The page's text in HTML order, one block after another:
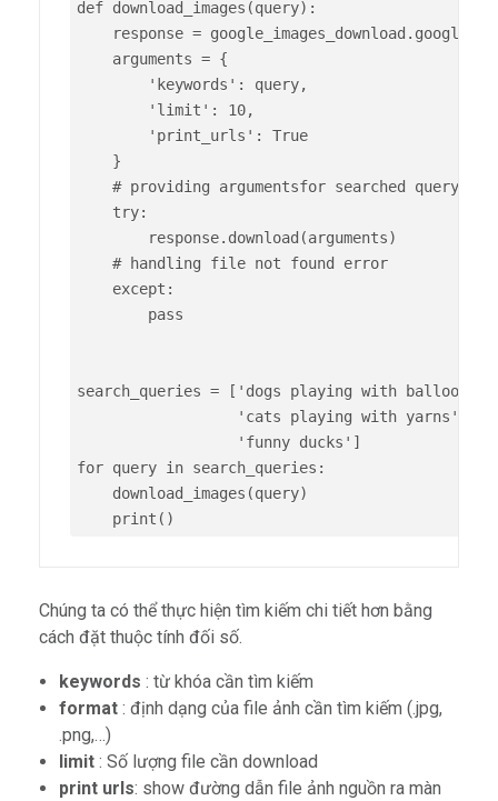
def download_images(query):
response =
    arguments = {
        'keywords': query,
        'limit': 10,
        'print_urls': True
    }
    # providing argumentsfor searched query
    try:
        response.download(arguments)
    # handling file not found error
    except:
        pass
search_queries = ['dogs playing with balloons',
                  'cats playing with yarns',
                  'funny ducks']
for query in search_queries:
    download_images(query)
    print()
Chúng ta có thể thực hiện tìm kiếm chi tiết hơn bằng
cách đặt thuộc tính đối số.
keywords : từ khóa cần tìm kiếm
format: định dạng của file ảnh cần tìm kiếm (.jpg,
.png,…)
limit: Số lượng file cần download
print urls: show đường dẫn file ảnh nguồn ra màn